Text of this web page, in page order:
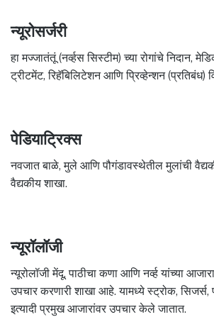
न्यूरोसर्जरी
हा मज्जातंतूं (नर्व्हस सिस्टीम) च्या रोगांचे निदान,
ट्रीटमेंट, रिहॅबिलिटेशन आणि प्रिव्हेन्शन (प्रतिबंध)
पेडियाट्रिक्स
नवजात बाळे, मुले आणि पौगंडावस्थेतील मुलांची
वैद्यकीय शाखा.
न्यूरॉलॉजी
न्यूरोलॉजी मेंदू, पाठीचा कणा आणि नर्व्ह यांच्या
उपचार करणारी शाखा आहे. यामध्ये स्ट्रोक, सिजर्स,
इत्यादी प्रमुख आजारांवर उपचार केले जातात.